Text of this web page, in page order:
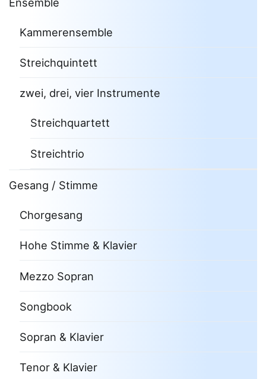
Kammerensemble
Streichquintett
zwei, drei, vier Instrumente
Streichquartett
Streichtrio
Gesang / Stimme
Chorgesang
Hohe Stimme & Klavier
Mezzo Sopran
Songbook
Sopran & Klavier
Tenor & Klavier